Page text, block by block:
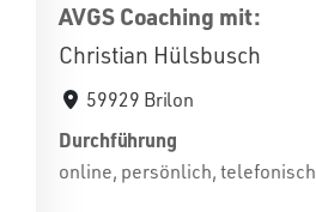
AVGS Coaching mit:
Christian Hülsbusch
59929 Brilon
Durchführung
online, persönlich, telefonisch